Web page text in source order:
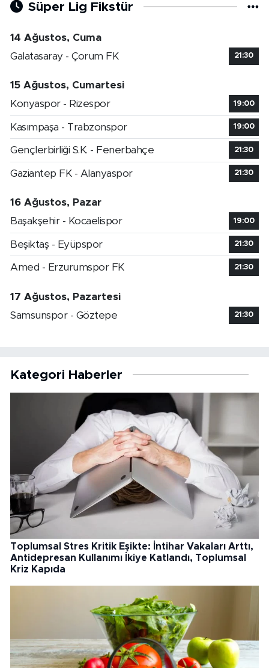
Süper Lig Fikstür
14 Ağustos, Cuma
Galatasaray - Çorum FK
21:30
15 Ağustos, Cumartesi
Konyaspor - Rizespor
19:00
Kasımpaşa - Trabzonspor 19:00
Gençlerbirliği S.K. - Fenerbahçe 21:30
Gaziantep FK - Alanyaspor 21:30
16 Ağustos, Pazar
Başakşehir - Kocaelispor
19:00
Beşiktaş - Eyüpspor 21:30
Amed - Erzurumspor FK 21:30
17 Ağustos, Pazartesi
Samsunspor - Göztepe
21:30
Kategori Haberler
Toplumsal Stres Kritik Eşikte: İntihar Vakaları Arttı,
Antidepresan Kullanımı İkiye Katlandı, Toplumsal
Kriz Kapıda